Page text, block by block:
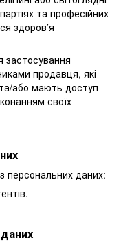
та професійних
здоров’я
застосування
продавця, які
або мають доступ
своїх
персональних даних: